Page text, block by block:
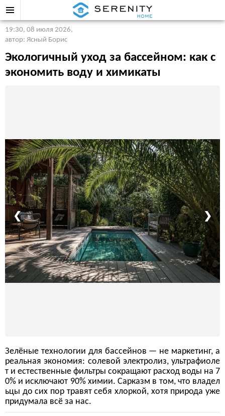
19:30, 08 июля 2026,
автор: Ясный Борис
Экологичный уход за бассейном: как с
экономить воду и химикаты
❮ ❯
Зелёные технологии для бассейнов — не маркетинг, а
реальная экономия: солевой электролиз, ультрафиоле
т и естественные фильтры сокращают расход воды на 7
0% и исключают 90% химии. Сарказм в том, что владел
ьцы до сих пор травят себя хлоркой, хотя природа уже
придумала всё за нас.